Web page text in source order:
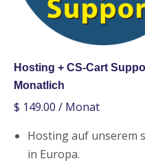
Hosting + CS-Cart
Monatlich
$ 149.00 / Monat
Hosting auf unserem
in Europa.